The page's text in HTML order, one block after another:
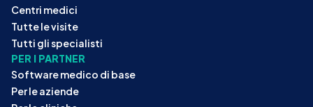
Centri medici
Tutte le visite
Tutti gli specialisti
PER I PARTNER
Software medico di base
Per le aziende